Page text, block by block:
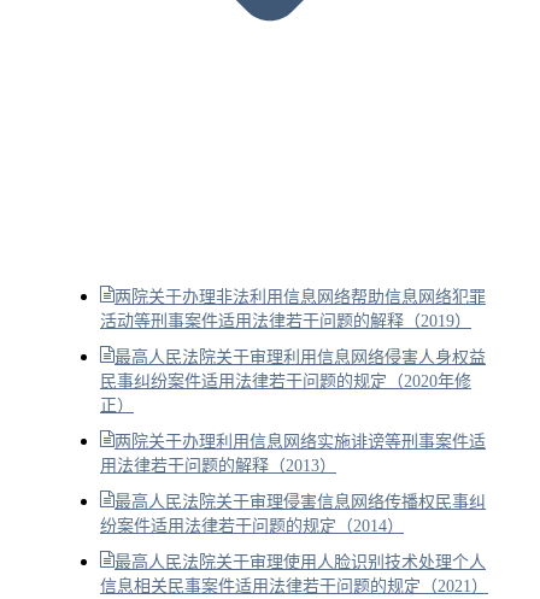
两院关于办理非法利用信息网络帮助信息网络犯罪
活动等刑事案件适用法律若干问题的解释（2019）
最高人民法院关于审理利用信息网络侵害人身权益
民事纠纷案件适用法律若干问题的规定（2020年修
正）
两院关于办理利用信息网络实施诽谤等刑事案件适
用法律若干问题的解释（2013）
最高人民法院关于审理侵害信息网络传播权民事纠
纷案件适用法律若干问题的规定（2014）
最高人民法院关于审理使用人脸识别技术处理个人
信息相关民事案件适用法律若干问题的规定（2021）